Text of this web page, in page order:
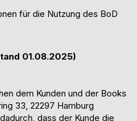
01.08.2025)
dem Kunden und der Books
33, 22297 Hamburg
dadurch, dass der Kunde die
für die Nutzung des BoD